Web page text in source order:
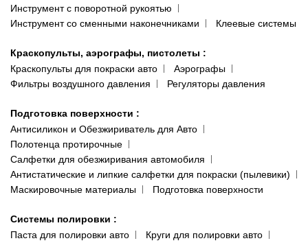
Инструмент с поворотной рукоятью
Инструмент со сменными наконечниками
Клеевые системы
Краскопульты, аэрографы, пистолеты :
Краскопульты для покраски авто
Аэрографы
Фильтры воздушного давления
Регуляторы давления
Подготовка поверхности :
Антисиликон и Обезжириватель для Авто
Полотенца протирочные
Салфетки для обезжиривания автомобиля
Антистатические и липкие салфетки для покраски (пылевики)
Маскировочные материалы
Подготовка поверхности
Системы полировки :
Паста для полировки авто
Круги для полировки авто